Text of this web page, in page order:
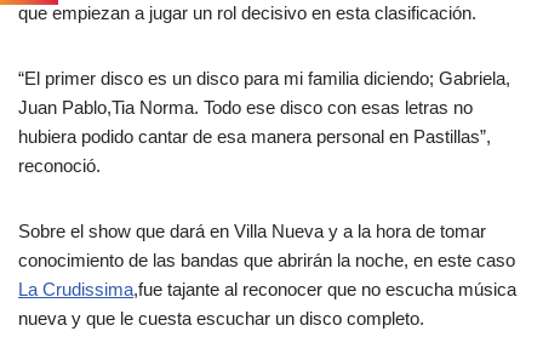
que empiezan a jugar un rol decisivo en esta clasificación.
“El primer disco es un disco para mi familia diciendo; Gabriela,
Juan Pablo,Tia Norma. Todo ese disco con esas letras no
hubiera podido cantar de esa manera personal en Pastillas”,
reconoció.
Sobre el show que dará en Villa Nueva y a la hora de tomar
conocimiento de las bandas que abrirán la noche, en este caso
La Crudissima,fue tajante al reconocer que no escucha música
nueva y que le cuesta escuchar un disco completo.